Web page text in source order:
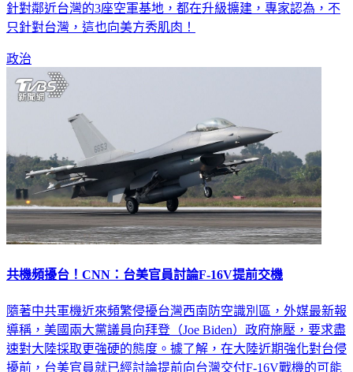
針對鄰近台灣的3座空軍基地，都在升級擴建，專家認為，不
只針對台灣，這也向美方秀肌肉！
政治
共機頻擾台！CNN：台美官員討論F-16V提前交機
隨著中共軍機近來頻繁侵擾台灣西南防空識別區，外媒最新報
導稱，美國兩大黨議員向拜登（Joe Biden）政府施壓，要求盡
速對大陸採取更強硬的態度。據了解，在大陸近期強化對台侵
擾前，台美官員就已經討論提前向台灣交付F-16V戰機的可能